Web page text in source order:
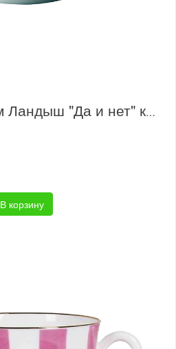
Чашка с блюдцем Ландыш "Да и нет" красный
В корзину